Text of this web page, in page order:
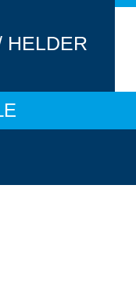
HELDER